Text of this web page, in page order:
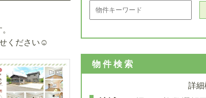
ください☺
物件検索
詳細